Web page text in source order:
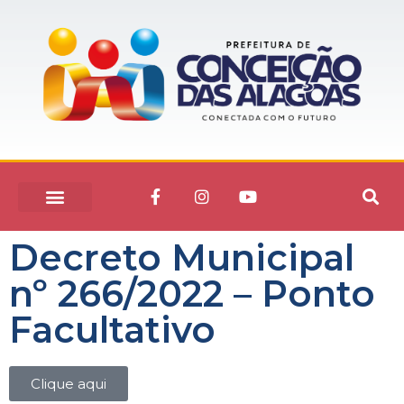
Decreto Municipal
nº 266/2022 – Ponto
Facultativo
Clique aqui